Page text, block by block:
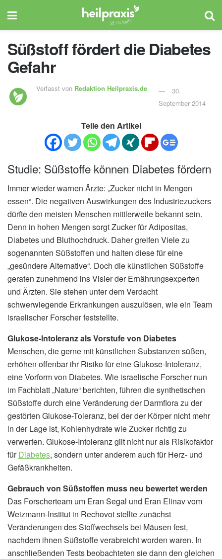
Süßstoff fördert die Diabetes
Gefahr
Verfasst von Redaktion Heilpraxis.de
30.
September 2014
Teile den Artikel
Studie: Süßstoffe können Diabetes fördern
Immer wieder warnen Ärzte: „Zucker nicht in Mengen
essen“. Die negativen Auswirkungen des Industriezuckers
dürfte den meisten Menschen mittlerweile bekannt sein.
Denn in hohen Mengen sorgt Zucker für Adipositas,
Diabetes und Bluthochdruck. Daher greifen Viele zu
sogenannten Süßstoffen und halten diese für eine
„gesündere Alternative“. Doch die künstlichen Süßstoffe
geraten zunehmend ins Visier der Ernährungsexperten
und Ärzten. Sie stehen unter dem Verdacht
schwerwiegende Erkrankungen auszulösen, wie ein Team
israelischer Forscher feststellte.
Glukose-Intoleranz als Vorstufe von Diabetes
Menschen, die gerne mit künstlichen Substanzen süßen,
erhöhen offenbar ihr Risiko für eine Glukose-Intoleranz,
eine Vorform von Diabetes. Wie israelische Forscher nun
im Fachblatt „Nature“ berichten, führen die synthetischen
Süßstoffe durch eine Veränderung der Darmflora zu der
gestörten Glukose-Toleranz, bei der der Körper nicht mehr
in der Lage ist, Kohlenhydrate wie Zucker richtig zu
verwerten. Glukose-Intoleranz gilt nicht nur als Risikofaktor
fürDiabetes, sondern unter anderem auch für Herz- und
Gefäßkrankheiten.
Gebrauch von Süßstoffen muss neu bewertet werden
Das Forscherteam um Eran Segal und Eran Elinav vom
Weizmann-Institut in Rechovot stellte zunächst
Veränderungen des Stoffwechsels bei Mäusen fest,
nachdem ihnen Süßstoffe verabreicht worden waren. In
anschließenden Tests beobachteten sie dann den gleichen